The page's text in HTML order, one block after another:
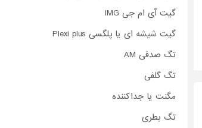
گیت آی ام جی IMG
گیت شیشه ای یا پلگسی Plexi plus
تگ صدفی AM
تگ گلفی
مگنت یا جداکننده
تگ بطری